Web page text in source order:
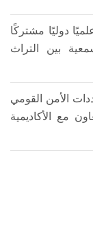
دوليًا مشتركًا
بين التراث
الأمن القومي
مع الأكاديمية